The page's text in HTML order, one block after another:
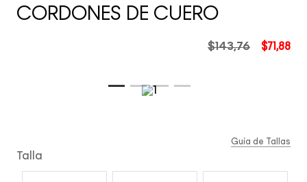
CORDONES DE CUERO
$71 ,88
$143,76
Talla
Guía de Tallas